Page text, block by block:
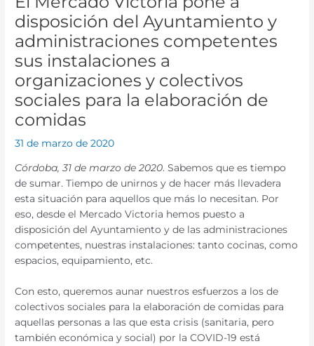
disposición del Ayuntamiento y
administraciones competentes
sus instalaciones a
organizaciones y colectivos
sociales para la elaboración de
comidas
31 de marzo de 2020
Córdoba, 31 de marzo de 2020. Sabemos que es tiempo
de sumar. Tiempo de unirnos y de hacer más llevadera
esta situación para aquellos que más lo necesitan. Por
eso, desde el Mercado Victoria hemos puesto a
disposición del Ayuntamiento y de las administraciones
competentes, nuestras instalaciones: tanto cocinas, como
espacios, equipamiento, etc.
Con esto, queremos aunar nuestros esfuerzos a los de
colectivos sociales para la elaboración de comidas para
aquellas personas a las que esta crisis (sanitaria, pero
también económica y social) por la COVID-19 está